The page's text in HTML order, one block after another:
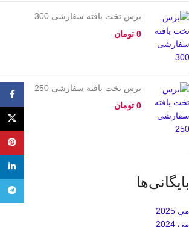
برس تخت بافته سفارشی 300
0 تومان
برس تخت بافته سفارشی 250
0 تومان
بایگانی‌ها
می 2025
می 2024
تلگرام